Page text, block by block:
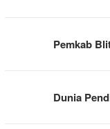
Pemkab
Dunia